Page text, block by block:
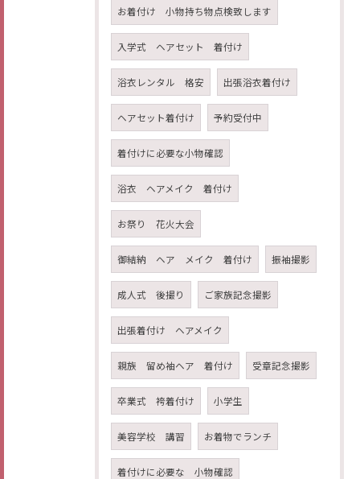
お着付け 小物持ち物点検致します
入学式 ヘアセット 着付け
浴衣レンタル 格安 出張浴衣着付け
ヘアセット着付け 予約受付中
着付けに必要な小物確認
浴衣 ヘアメイク 着付け
お祭り 花火大会
御結納 ヘア メイク 着付け 振袖撮影
成人式 後撮り ご家族記念撮影
出張着付け ヘアメイク
親族 留め袖ヘア 着付け 受章記念撮影
卒業式 袴着付け 小学生
美容学校 講習 お着物でランチ
着付けに必要な 小物確認